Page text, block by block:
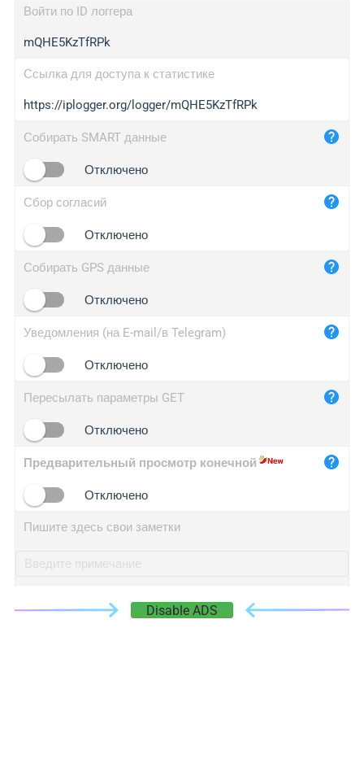
wl.gl
ed.tc
iplogger.com
maper.info
2no.co
yip.su
iplogger.info
Войти по ID логгера
mQHE5KzTfRPk
Ссылка для доступа к статистике
https://iplogger.org/logger/mQHE5KzTfRPk
Собирать SMART данные
Отключено
Сбор согласий
Отключено
Собирать GPS данные
Отключено
Уведомления (на E-mail/в Telegram)
Отключено
Пересылать параметры GET
Отключено
Предварительный просмотр конечной
Отключено
Пишите здесь свои заметки
Disable ADS